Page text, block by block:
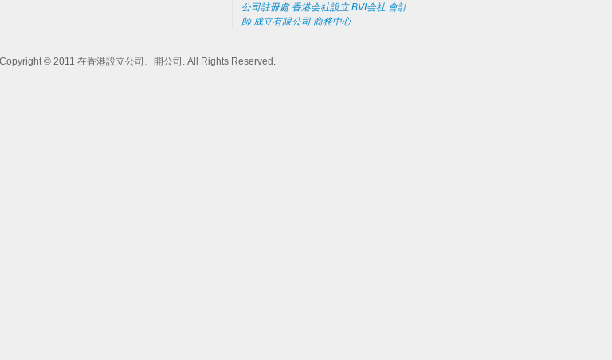
公司註冊處 香港会社設立 BVI会社 會計
師 成立有限公司 商務中心
Copyright © 2011 在香港設立公司、開公司 . All Rights Reserved.